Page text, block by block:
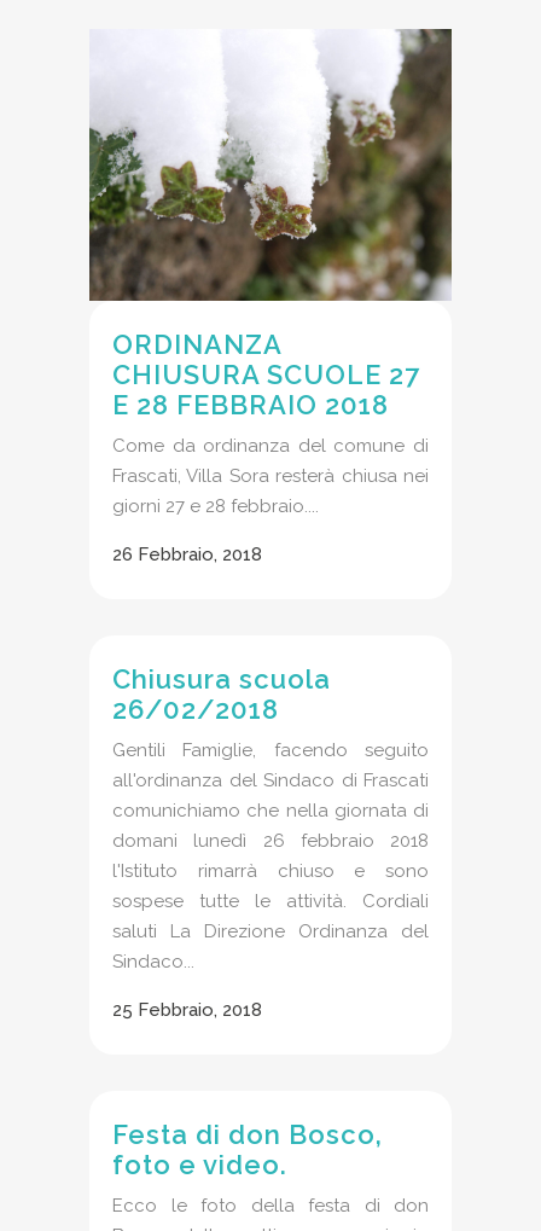
ORDINANZA
CHIUSURA SCUOLE 27
E 28 FEBBRAIO 2018
Come da ordinanza del comune di
Frascati, Villa Sora resterà chiusa nei
giorni 27 e 28 febbraio....
26 Febbraio, 2018
Chiusura scuola
26/02/2018
Gentili Famiglie, facendo seguito
all'ordinanza del Sindaco di Frascati
comunichiamo che nella giornata di
domani lunedì 26 febbraio 2018
l'Istituto rimarrà chiuso e sono
sospese tutte le attività. Cordiali
saluti La Direzione Ordinanza del
Sindaco...
25 Febbraio, 2018
Festa di don Bosco,
foto e video.
Ecco le foto della festa di don